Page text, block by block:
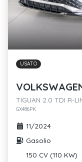
USATO
TIGUAN 2.0 TDI R-
GX486PK
11/2024
Gasolio
150 CV (110 KW)